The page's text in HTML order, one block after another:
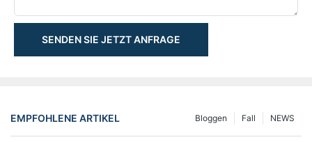
SENDEN SIE JETZT ANFRAGE
EMPFOHLENE ARTIKEL NEWS
Fall
Bloggen